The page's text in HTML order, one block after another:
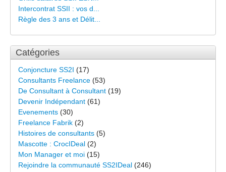
Intercontrat SSII : vos d...
Règle des 3 ans et Délit...
Catégories
Conjoncture SS2I (17)
Consultants Freelance (53)
De Consultant à Consultant (19)
Devenir Indépendant (61)
Evenements (30)
Freelance Fabrik (2)
Histoires de consultants (5)
Mascotte : CrocIDeal (2)
Mon Manager et moi (15)
Rejoindre la communauté SS2IDeal (246)